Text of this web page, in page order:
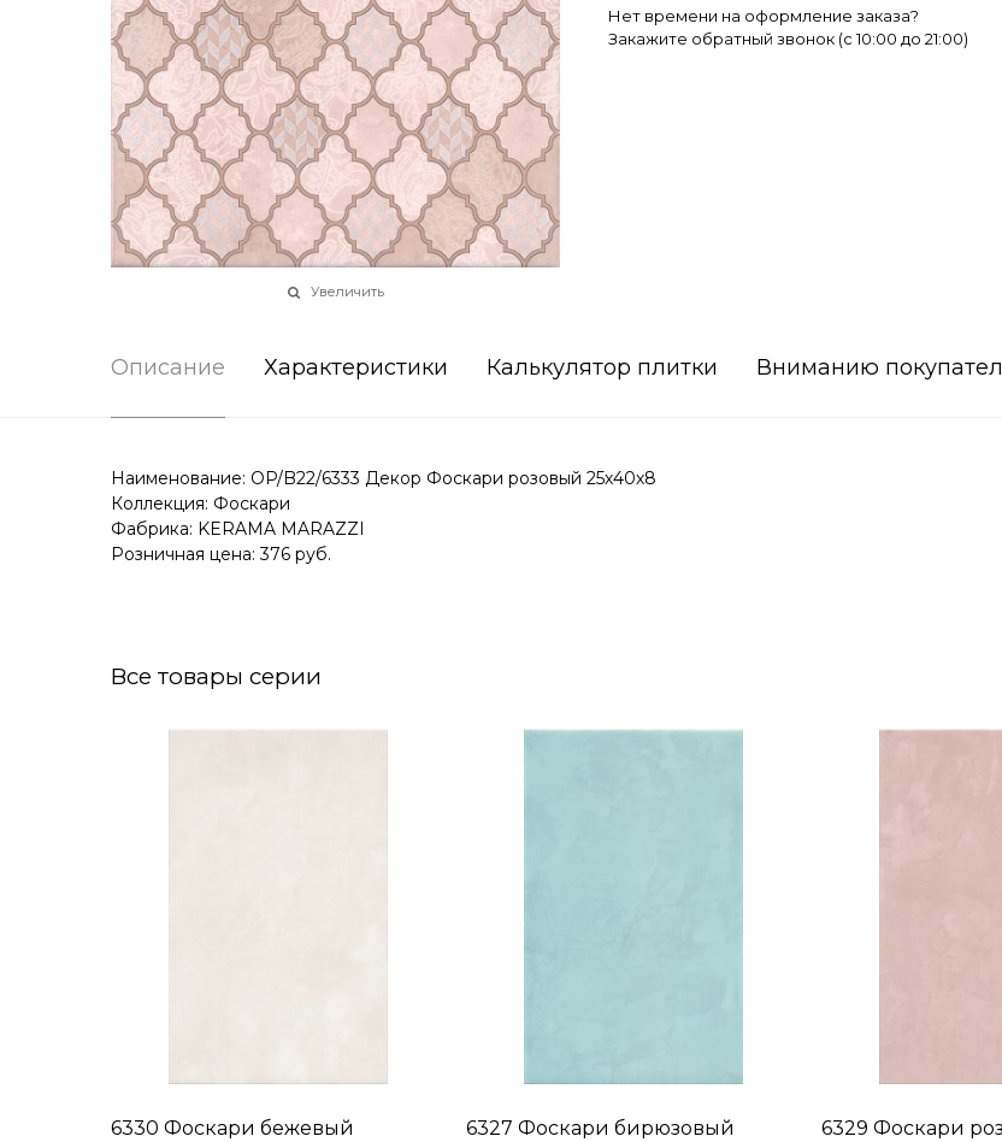
Увеличить
Нет времени на оформление заказа?
Закажите обратный звонок (c 10:00 до 21:00)
Описание Характеристики Калькулятор плитки Вниманию
Наименование: OP/B22/6333 Декор Фоскари розовый 25х40х8
Коллекция: Фоскари
Фабрика: KERAMA MARAZZI
Розничная цена: 376 руб.
Все товары серии
6330 Фоскари бежевый
6327 Фоскари бирюзовый
6329 Фоскари